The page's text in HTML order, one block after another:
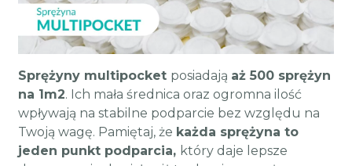
Sprężyny multipocket posiadają aż 500 sprężyn
na 1m2. Ich mała średnica oraz ogromna ilość
wpływają na stabilne podparcie bez względu na
Twoją wagę. Pamiętaj, że każda sprężyna to
jeden punkt podparcia, który daje lepsze